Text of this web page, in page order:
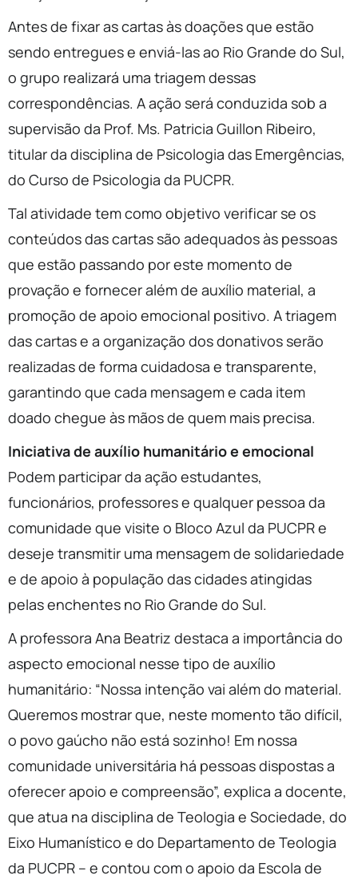
Antes de fixar as cartas às doações que estão
sendo entregues e enviá-las ao Rio Grande do Sul,
o grupo realizará uma triagem dessas
correspondências. A ação será conduzida sob a
supervisão da Prof. Ms. Patricia Guillon Ribeiro,
titular da disciplina de Psicologia das Emergências,
do Curso de Psicologia da PUCPR.
Tal atividade tem como objetivo verificar se os
conteúdos das cartas são adequados às pessoas
que estão passando por este momento de
provação e fornecer além de auxílio material, a
promoção de apoio emocional positivo. A triagem
das cartas e a organização dos donativos serão
realizadas de forma cuidadosa e transparente,
garantindo que cada mensagem e cada item
doado chegue às mãos de quem mais precisa.
Iniciativa de auxílio humanitário e emocional
Podem participar da ação estudantes,
funcionários, professores e qualquer pessoa da
comunidade que visite o Bloco Azul da PUCPR e
deseje transmitir uma mensagem de solidariedade
e de apoio à população das cidades atingidas
pelas enchentes no Rio Grande do Sul.
A professora Ana Beatriz destaca a importância do
aspecto emocional nesse tipo de auxílio
humanitário: “Nossa intenção vai além do material.
Queremos mostrar que, neste momento tão difícil,
o povo gaúcho não está sozinho! Em nossa
comunidade universitária há pessoas dispostas a
oferecer apoio e compreensão”, explica a docente,
que atua na disciplina de Teologia e Sociedade, do
Eixo Humanístico e do Departamento de Teologia
da PUCPR – e contou com o apoio da Escola de